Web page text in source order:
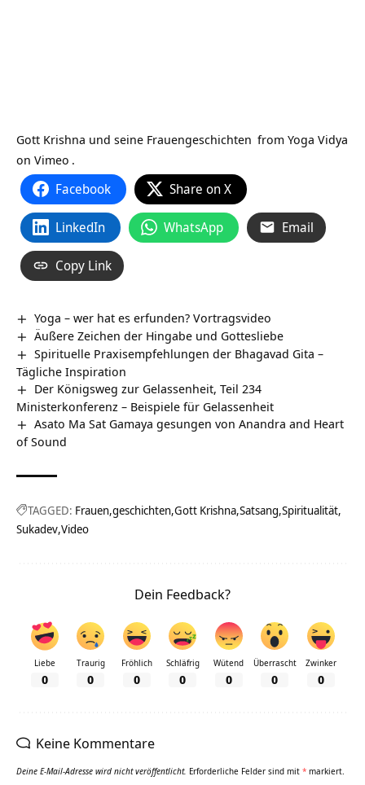
Gott Krishna und seine Frauengeschichten from Yoga Vidya
on Vimeo .
Facebook Share on X
LinkedIn WhatsApp Email
Copy Link
Yoga – wer hat es erfunden? Vortragsvideo
Äußere Zeichen der Hingabe und Gottesliebe
Spirituelle Praxisempfehlungen der Bhagavad Gita –
Tägliche Inspiration
Der Königsweg zur Gelassenheit, Teil 234
Ministerkonferenz – Beispiele für Gelassenheit
Asato Ma Sat Gamaya gesungen von Anandra and Heart
of Sound
TAGGED: Frauen geschichten Gott Krishna Satsang Spiritualität
Sukadev Video
Dein Feedback?
Liebe
0
Traurig
0
Fröhlich
0
Schläfrig
0
Wütend
0
Überrascht
0
Zwinker
0
Keine Kommentare
Deine E-Mail-Adresse wird nicht veröffentlicht. Erforderliche Felder sind mit * markiert.